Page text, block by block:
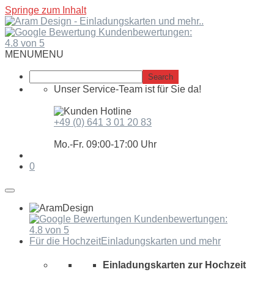
Springe zum Inhalt
Kundenbewertungen:
4.8 von 5
MENUMENU
Unser Service-Team ist für Sie da!
+49 (0) 641 3 01 20 83
Mo.-Fr. 09:00-17:00 Uhr
0
Kundenbewertungen:
4.8 von 5
Für die HochzeitEinladungskarten und mehr
Einladungskarten zur Hochzeit